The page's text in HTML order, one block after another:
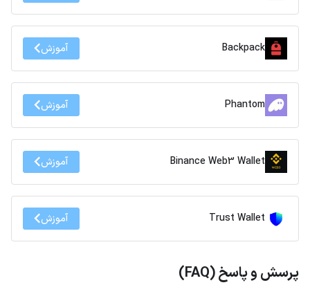
Backpack آموزش
Phantom آموزش
Binance Web3 Wallet آموزش
Trust Wallet آموزش
پرسش و پاسخ (FAQ)